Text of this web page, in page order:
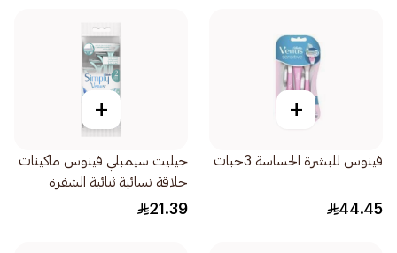
+
فينوس للبشرة الحساسة 3حبات
44.45
+
جيليت سيمبلي فينوس ماكينات
حلاقة نسائية ثنائية الشفرة
4قطع
21.39